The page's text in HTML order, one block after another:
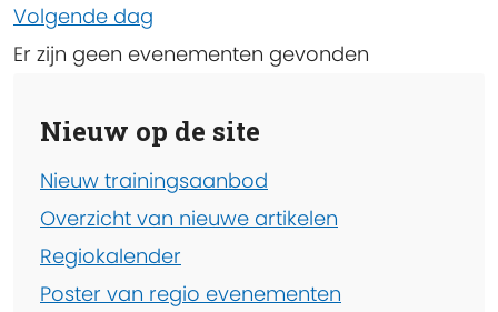
Volgende dag
Er zijn geen evenementen gevonden
Nieuw op de site
Nieuw trainingsaanbod
Overzicht van nieuwe artikelen
Regiokalender
Poster van regio evenementen